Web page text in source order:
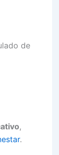
de
,
.